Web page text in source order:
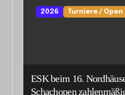
2026 Turniere / Open
ESK beim 16.
Schachopen